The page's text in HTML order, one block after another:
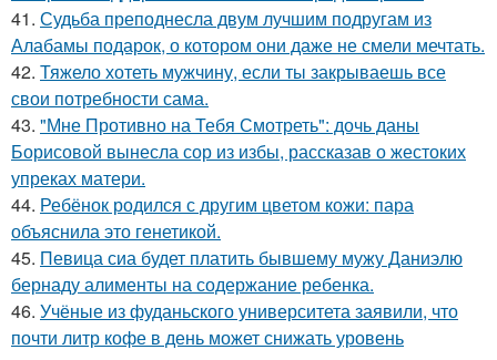
41. Судьба преподнесла двум лучшим подругам из
Алабамы подарок, о котором они даже не смели мечтать.
42. Тяжело хотеть мужчину, если ты закрываешь все
свои потребности сама.
43. "Мне Противно на Тебя Смотреть": дочь даны
Борисовой вынесла сор из избы, рассказав о жестоких
упреках матери.
44. Ребёнок родился с другим цветом кожи: пара
объяснила это генетикой.
45. Певица сиа будет платить бывшему мужу Даниэлю
бернаду алименты на содержание ребенка.
46. Учёные из фуданьского университета заявили, что
почти литр кофе в день может снижать уровень